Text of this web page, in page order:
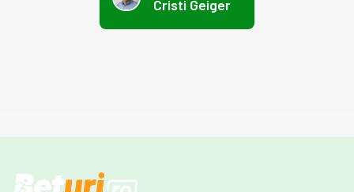
Cristi Geiger